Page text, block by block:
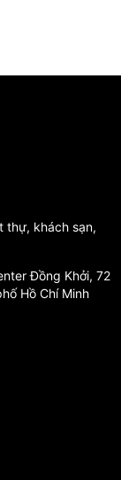
thự, khách sạn,
Đồng Khởi, 72
Hồ Chí Minh